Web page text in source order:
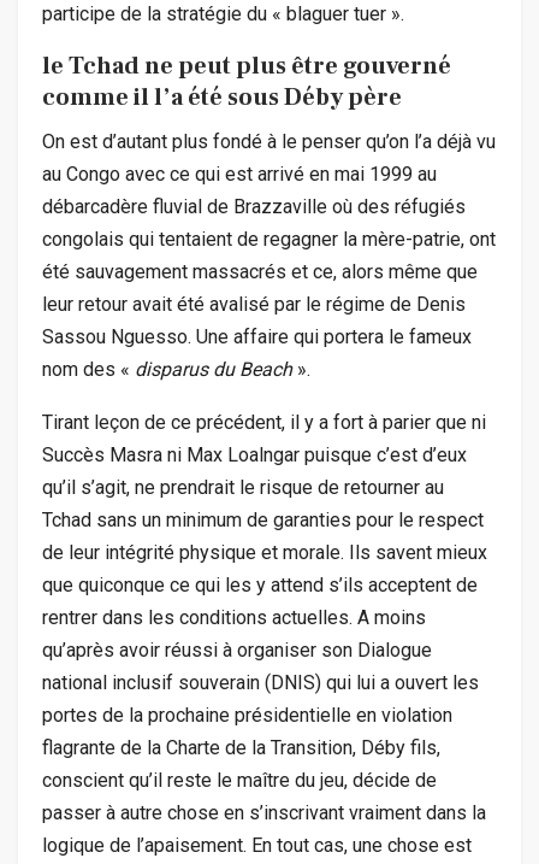
participe de la stratégie du « blaguer tuer ».
le Tchad ne peut plus être gouverné
comme il l’a été sous Déby père
On est d’autant plus fondé à le penser qu’on l’a déjà vu
au Congo avec ce qui est arrivé en mai 1999 au
débarcadère fluvial de Brazzaville où des réfugiés
congolais qui tentaient de regagner la mère-patrie, ont
été sauvagement massacrés et ce, alors même que
leur retour avait été avalisé par le régime de Denis
Sassou Nguesso. Une affaire qui portera le fameux
nom des « disparus du Beach ».
Tirant leçon de ce précédent, il y a fort à parier que ni
Succès Masra ni Max Loalngar puisque c’est d’eux
qu’il s’agit, ne prendrait le risque de retourner au
Tchad sans un minimum de garanties pour le respect
de leur intégrité physique et morale. Ils savent mieux
que quiconque ce qui les y attend s’ils acceptent de
rentrer dans les conditions actuelles. A moins
qu’après avoir réussi à organiser son Dialogue
national inclusif souverain (DNIS) qui lui a ouvert les
portes de la prochaine présidentielle en violation
flagrante de la Charte de la Transition, Déby fils,
conscient qu’il reste le maître du jeu, décide de
passer à autre chose en s’inscrivant vraiment dans la
logique de l’apaisement. En tout cas, une chose est